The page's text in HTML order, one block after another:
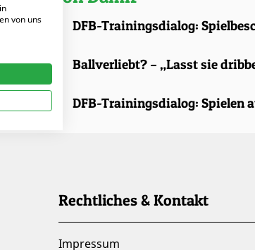
| DFB-Trainingsdialog:
| Ballverliebt? – „Lasst sie
| DFB-Trainingsdialog: Spielen
Rechtliches & Kontakt
Impressum
von uns